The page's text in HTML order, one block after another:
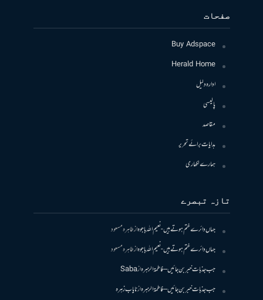
صفحات
Buy Adspace
Herald Home
ادارہ دلیل
پالیسی
مقاصد
ہدایات برائے تحریر
ہمارے لکھاری
تازہ تبصرے
جہاں دائرے ختم ہوتے ہیں- نعیم اللہ باجوہازطاہرہ مسعود
جہاں دائرے ختم ہوتے ہیں- نعیم اللہ باجوہازطاہرہ مسعود
جب جذبات خبر بن جائیں – فاطمۃالزہرہازSaba
جب جذبات خبر بن جائیں – فاطمۃالزہرہازنایاب زہرہ